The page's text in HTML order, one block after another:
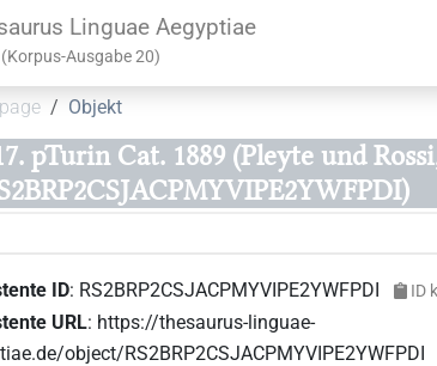
Linguae Aegyptiae
(Korpus-Ausgabe20)
Objekt
pTurin Cat. 1889 (Pleyte und
ID: RS2BRP2CSJACPMYVIPE2YWFPDI ID
URL: https://thesaurus-linguae-
object/RS2BRP2CSJACPMYVIPE2YWFPDI